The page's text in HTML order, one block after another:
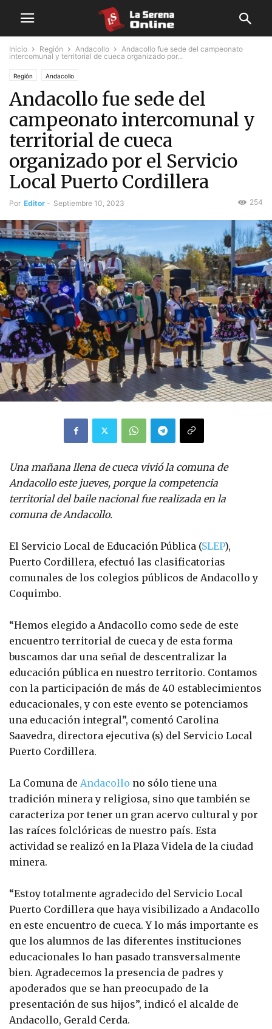
Inicio Región Andacollo
Andacollo fue sede del campeonato
intercomunal y territorial de cueca organizado por...
Región Andacollo
Andacollo fue sede del
campeonato intercomunal y
territorial de cueca
organizado por el Servicio
Local Puerto Cordillera
Por Editor - Septiembre 10, 2023 254
Una mañana llena de cueca vivió la comuna de
Andacollo este jueves, porque la competencia
territorial del baile nacional fue realizada en la
comuna de Andacollo.
El Servicio Local de Educación Pública (SLEP),
Puerto Cordillera, efectuó las clasificatorias
comunales de los colegios públicos de Andacollo y
Coquimbo.
“Hemos elegido a Andacollo como sede de este
encuentro territorial de cueca y de esta forma
buscamos dar una señal de descentralizar la
educación pública en nuestro territorio. Contamos
con la participación de más de 40 establecimientos
educacionales, y con este evento se potenciamos
una educación integral”, comentó Carolina
Saavedra, directora ejecutiva (s) del Servicio Local
Puerto Cordillera.
La Comuna de Andacollo no sólo tiene una
tradición minera y religiosa, sino que también se
caracteriza por tener un gran acervo cultural y por
las raíces folclóricas de nuestro país. Esta
actividad se realizó en la Plaza Videla de la ciudad
minera.
“Estoy totalmente agradecido del Servicio Local
Puerto Cordillera que haya visibilizado a Andacollo
en este encuentro de cueca. Y lo más importante es
que los alumnos de las diferentes instituciones
educacionales lo han pasado transversalmente
bien. Agradecemos la presencia de padres y
apoderados que se han preocupado de la
presentación de sus hijos”, indicó el alcalde de
Andacollo, Gerald Cerda.